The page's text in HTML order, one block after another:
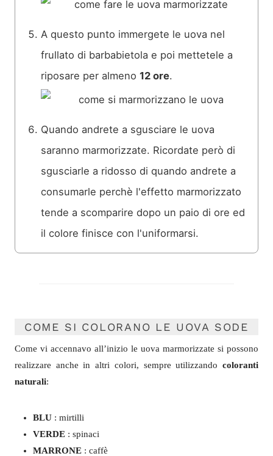
A questo punto immergete le uova nel
frullato di barbabietola e poi mettetele a
riposare per almeno 12 ore.
Quando andrete a sgusciare le uova
saranno marmorizzate. Ricordate però di
sgusciarle a ridosso di quando andrete a
consumarle perchè l'effetto marmorizzato
tende a scomparire dopo un paio di ore ed
il colore finisce con l'uniformarsi.
COME SI COLORANO LE UOVA SODE
Come vi accennavo all’inizio le uova marmorizzate si possono
realizzare anche in altri colori, sempre utilizzando coloranti
naturali:
BLU : mirtilli
VERDE : spinaci
MARRONE : caffè